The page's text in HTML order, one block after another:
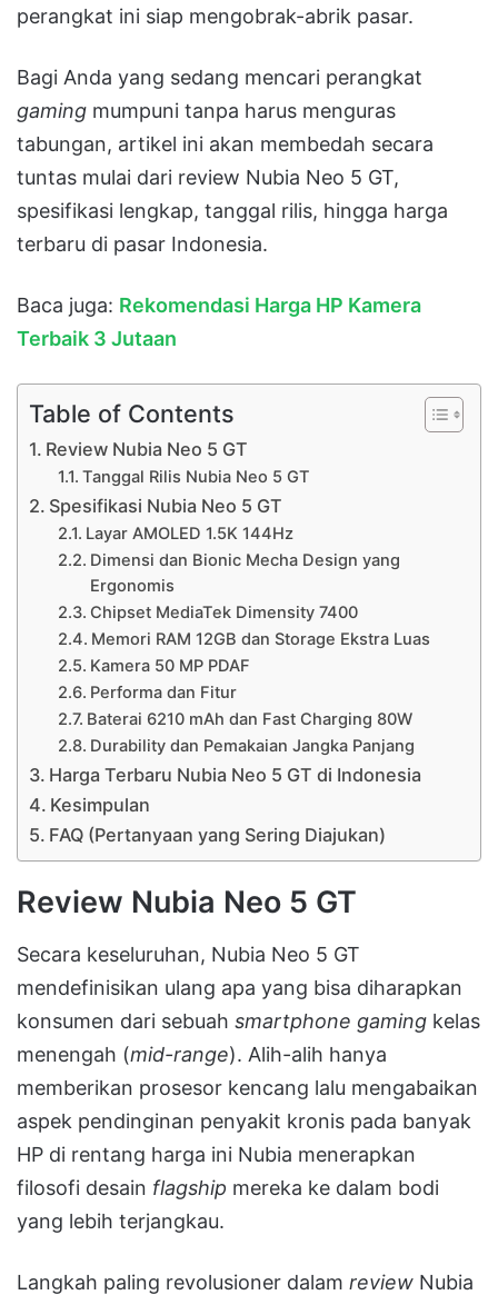
perangkat ini siap mengobrak-abrik pasar.
Bagi Anda yang sedang mencari perangkat
gaming mumpuni tanpa harus menguras
tabungan, artikel ini akan membedah secara
tuntas mulai dari review Nubia Neo 5 GT,
spesifikasi lengkap, tanggal rilis, hingga harga
terbaru di pasar Indonesia.
Baca juga: Rekomendasi Harga HP Kamera
Terbaik 3 Jutaan
Table of Contents
Review Nubia Neo 5 GT
Tanggal Rilis Nubia Neo 5 GT
Spesifikasi Nubia Neo 5 GT
Layar AMOLED 1.5K 144Hz
Dimensi dan Bionic Mecha Design yang
Ergonomis
Chipset MediaTek Dimensity 7400
Memori RAM 12GB dan Storage Ekstra Luas
Kamera 50 MP PDAF
Performa dan Fitur
Baterai 6210 mAh dan Fast Charging 80W
Durability dan Pemakaian Jangka Panjang
Harga Terbaru Nubia Neo 5 GT di Indonesia
Kesimpulan
FAQ (Pertanyaan yang Sering Diajukan)
Review Nubia Neo 5 GT
Secara keseluruhan, Nubia Neo 5 GT
mendefinisikan ulang apa yang bisa diharapkan
konsumen dari sebuah smartphone gaming kelas
menengah (mid-range). Alih-alih hanya
memberikan prosesor kencang lalu mengabaikan
aspek pendinginan penyakit kronis pada banyak
HP di rentang harga ini Nubia menerapkan
filosofi desain flagship mereka ke dalam bodi
yang lebih terjangkau.
Langkah paling revolusioner dalam review Nubia